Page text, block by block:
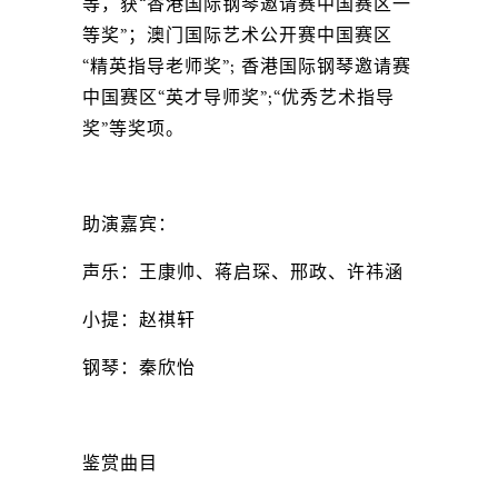
等奖”；澳门国际艺术公开赛中国赛区
“精英指导老师奖”; 香港国际钢琴邀请赛
中国赛区“英才导师奖”;“优秀艺术指导
奖”等奖项。
助演嘉宾：
声乐：王康帅、蒋启琛、邢政、许祎涵
小提：赵祺轩
钢琴：秦欣怡
鉴赏曲目